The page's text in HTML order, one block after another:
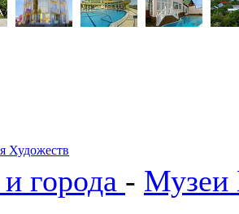
Художеств
города -